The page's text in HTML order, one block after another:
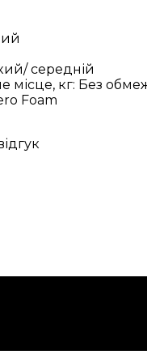
середній
місце, кг: Без
Foam